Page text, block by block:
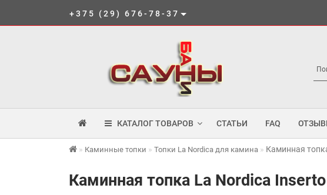
+375 (29) 676-78-37
КАТАЛОГ ТОВАРОВ СТАТЬИ FAQ
Каминные топки Топки La Nordica для камина Каминная
Каминная топка La Nordica